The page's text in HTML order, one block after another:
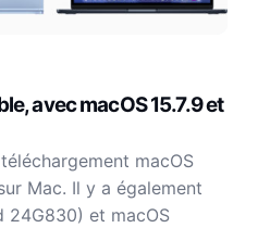
avec macOS 15.7.9 et
macOS
Mac. Il y a également
24G830) et macOS